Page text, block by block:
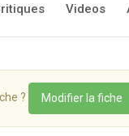
Videos
? Modifier la fiche